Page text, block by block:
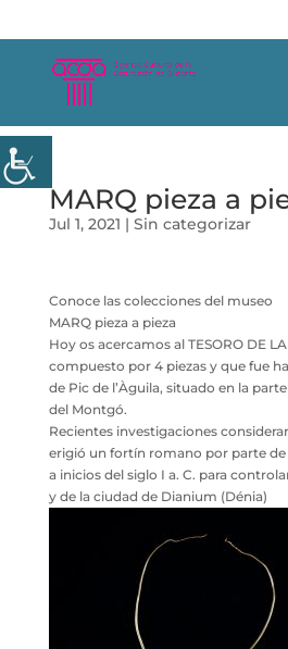
MARQ pieza a
Jul 1, 2021 | Sin categorizar
Conoce las colecciones del museo
MARQ pieza a pieza
Hoy os acercamos al TESORO DE
compuesto por 4 piezas y que fue
de Pic de l’Àguila, situado en la
del Montgó.
Recientes investigaciones
erigió un fortín romano por parte de
a inicios del siglo I a. C. para
y de la ciudad de Dianium (Dénia)